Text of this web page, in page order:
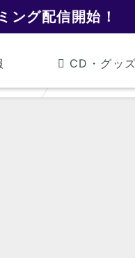
ング配信開始！
CD・グッ